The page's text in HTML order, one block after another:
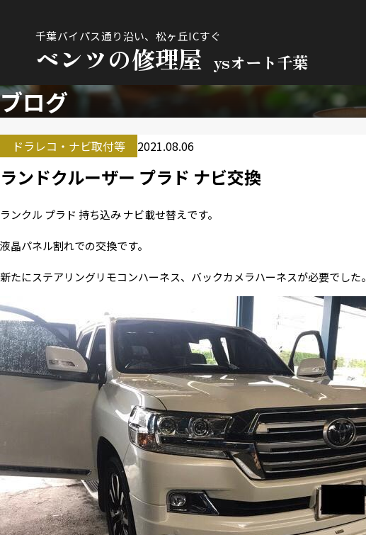
千葉バイパス通り沿い、松ヶ丘ICすぐ
ベンツの修理屋 ysオート千葉
ブログ
ドラレコ・ナビ取付等
2021.08.06
ランドクルーザー プラド ナビ交換
ランクル プラド 持ち込み ナビ載せ替えです。
液晶パネル割れでの交換です。
新たにステアリングリモコンハーネス、バックカメラハーネスが必要でした。